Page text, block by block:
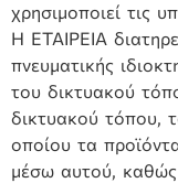
χρησιμοποιεί τις
Η ΕΤΑΙΡΕΙΑ
πνευματικής
του δικτυακού
δικτυακού τόπου,
οποίου τα
μέσω αυτού, καθώς